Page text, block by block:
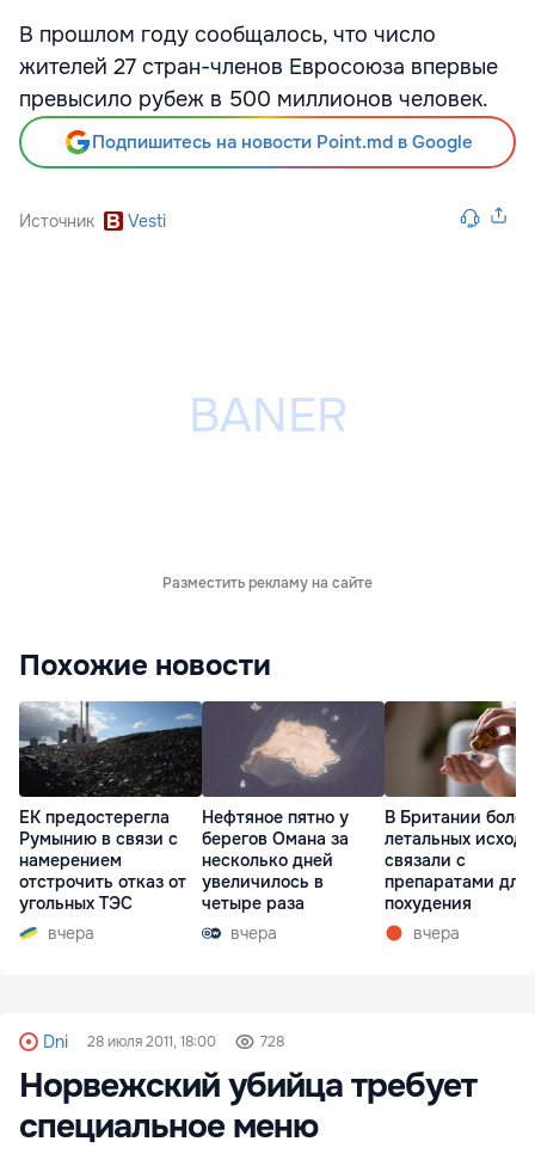
В прошлом году сообщалось, что число
жителей 27 стран-членов Евросоюза впервые
превысило рубеж в 500 миллионов человек.
Подпишитесь на новости Point.md в Google
Источник Vesti
Разместить рекламу на сайте
Похожие новости
ЕК предостерегла
Румынию в связи с
намерением
отстрочить отказ от
угольных ТЭС
вчера
Нефтяное пятно у
берегов Омана за
несколько дней
увеличилось в
четыре раза
вчера
В Британии
летальных
связали с
препаратами для
похудения
вчера
Dni 28 июля 2011, 18:00 728
Норвежский убийца требует
специальное меню